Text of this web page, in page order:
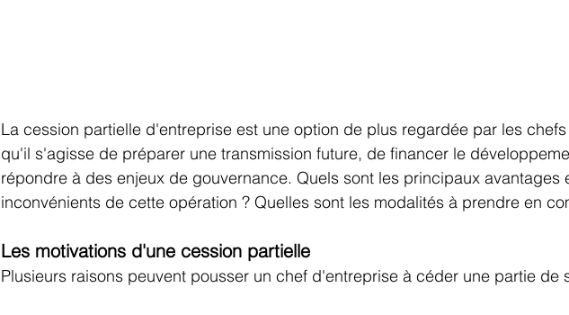
La cession partielle d'entreprise est une option de plus regardée par les
qu'il s'agisse de préparer une transmission future, de financer le
répondre à des enjeux de gouvernance. Quels sont les principaux avantages
inconvénients de cette opération ? Quelles sont les modalités à prendre en
Les motivations d'une cession partielle
Plusieurs raisons peuvent pousser un chef d'entreprise à céder une partie de